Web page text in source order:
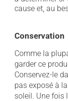
cause et, au
Conservation
Comme la
garder ce
Conservez-le
pas exposé à
soleil. Une fois